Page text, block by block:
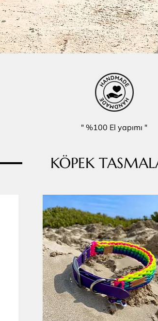
" %100 El yapımı "
KÖPEK